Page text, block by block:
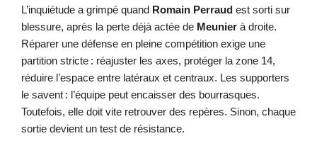
L’inquiétude a grimpé quand Romain Perraud est sorti sur
blessure, après la perte déjà actée de Meunier à droite.
Réparer une défense en pleine compétition exige une
partition stricte : réajuster les axes, protéger la zone 14,
réduire l’espace entre latéraux et centraux. Les supporters
le savent : l’équipe peut encaisser des bourrasques.
Toutefois, elle doit vite retrouver des repères. Sinon, chaque
sortie devient un test de résistance.